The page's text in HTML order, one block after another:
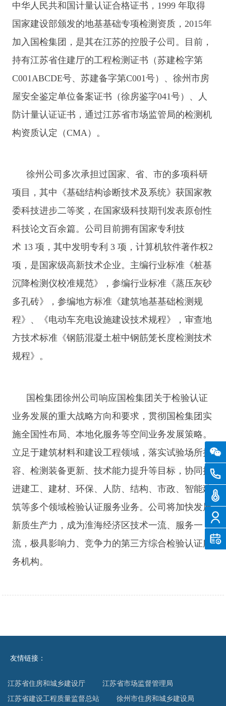
中华人民共和国计量认证合格证书，1999 年取得
国家建设部颁发的地基基础专项检测资质，2015年
加入国检集团，是其在江苏的控股子公司。目前，
持有江苏省住建厅的工程检测证书（苏建检字第
C001ABCDE号、苏建备字第C001号）、徐州市房
屋安全鉴定单位备案证书（徐房鉴字041号）、人
防计量认证证书，通过江苏省市场监管局的检测机
构资质认定（CMA）。
徐州公司多次承担过国家、省、市的多项科研
项目，其中《基础结构诊断技术及系统》获国家教
委科技进步二等奖，在国家级科技期刊发表原创性
科技论文百余篇。公司目前拥有国家专利技
术 13 项，其中发明专利 3 项，计算机软件著作权2
项，是国家级高新技术企业。主编行业标准《桩基
沉降检测仪校准规范》，参编行业标准《蒸压灰砂
多孔砖》，参编地方标准《建筑地基基础检测规
程》、《电动车充电设施建设技术规程》，审查地
方技术标准《钢筋混凝土桩中钢筋笼长度检测技术
规程》。
国检集团徐州公司响应国检集团关于检验认证
业务发展的重大战略方向和要求，贯彻国检集团实
施全国性布局、本地化服务等空间业务发展策略。
立足于建筑材料和建设工程领域，落实试验场所扩
容、检测装备更新、技术能力提升等目标，协同推
进建工、建材、环保、人防、结构、市政、智能建
筑等多个领域检验认证服务业务。公司将加快发展
新质生产力，成为淮海经济区技术一流、服务一
流，极具影响力、竞争力的第三方综合检验认证服
务机构。
友情链接：
江苏省住房和城乡建设厅
江苏省市场监督管理局
江苏省建设工程质量监督总站
徐州市住房和城乡建设局
温
智
客户